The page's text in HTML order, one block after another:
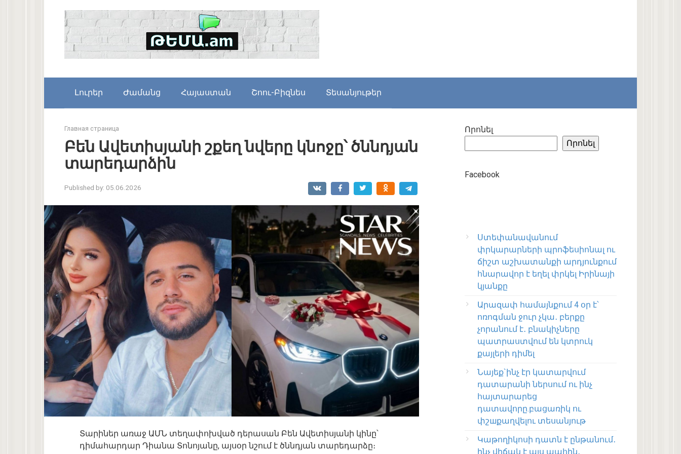
Լուրեր Ժամանց Հայաստան Շոու-Բիզնես Տեսանյութեր
Главная страница
Բեն Ավետիսյանի շքեղ նվերը կնոջը՝ ծննդյան
տարեդարձին
Published by: 05.06.2026
Տարիներ առաջ ԱՄՆ տեղափոխված դերասան Բեն Ավետիսյանի կինը՝
դիմահարդար Դիանա Տոնոյանը, այսօր նշում է ծննդյան տարեդարձը։
Որոնել
Որոնել
Facebook
Ստեփանավանում
փրկարարների պրոֆեսիոնալ ու
ճիշտ աշխատանքի արդյունքում
հնարավոր է եղել փրկել Իրինայի
կյանքը
Արազափ համայնքում 4 օր է՝
ոռոգման ջուր չկա․ բերքը
չորանում է․ բնակիչները
պատրաստվում են կտրուկ
քայլերի դիմել
Նայեք`ինչ էր կատարվում
դատարանի ներսում ու ինչ
հայտարարեց
դատավորը.բացառիկ ու
փշшքաղվելու տեսանյութ
Կաթողիկոսի դատն է ընթանում․
ինչ վիճակ է այս պահին․